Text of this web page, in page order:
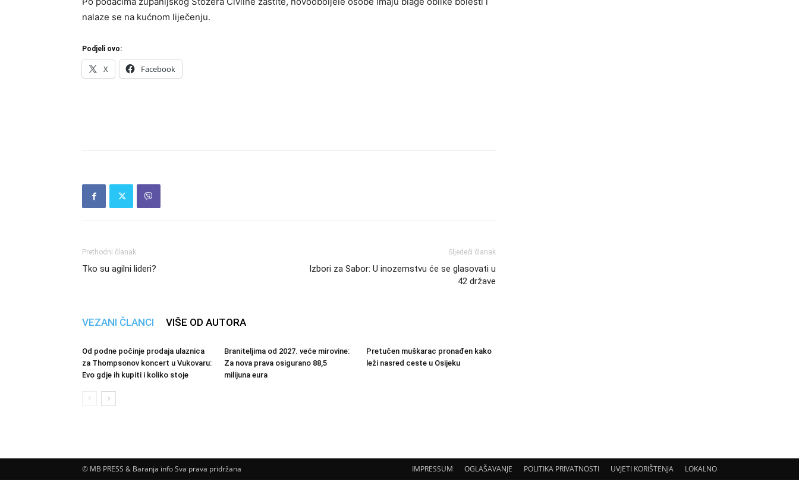
nalaze se na kućnom liječenju.
Podjeli ovo:
X Facebook
Prethodni članak
Tko su agilni lideri?
Sljedeći članak
Izbori za Sabor: U inozemstvu će se glasovati u
42 države
VEZANI ČLANCI VIŠE OD AUTORA
Od podne počinje prodaja ulaznica
za Thompsonov koncert u Vukovaru:
Evo gdje ih kupiti i koliko stoje
Braniteljima od 2027. veće mirovine:
Za nova prava osigurano 88,5
milijuna eura
Pretučen muškarac pronađen kako
leži nasred ceste u Osijeku
IMPRESSUM OGLAŠAVANJE POLITIKA PRIVATNOSTI UVJETI KORIŠTENJA LOKALNO
© MB PRESS & Baranja info Sva prava pridržana